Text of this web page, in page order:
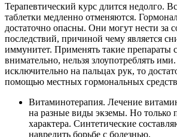
Терапевтический курс длится недолго.
таблетки медленно отменяются.
достаточно опасны. Они могут нести за
последствий, причиной чему является
иммунитет. Применять такие препараты
внимательно, нельзя злоупотреблять
исключительно на пальцах рук, то
помощью местных гормональных
Витаминотерапия. Лечение
на разные виды экземы. Но только
характера. Синтетические
навредить борьбе с болезнью.